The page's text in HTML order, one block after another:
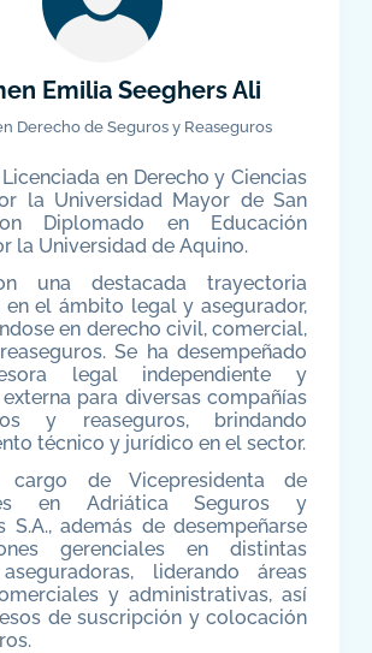
Emilia Seeghers Ali
Derecho de Seguros y Reaseguros
en Derecho y Ciencias
la Universidad Mayor de San
Diplomado en Educación
la Universidad de Aquino.
una destacada trayectoria
en el ámbito legal y asegurador,
en derecho civil, comercial,
Se ha desempeñado
legal independiente y
para diversas compañías
y reaseguros, brindando
técnico y jurídico en el sector.
de Vicepresidenta de
en Adriática Seguros y
S.A., además de desempeñarse
gerenciales en distintas
liderando áreas
y administrativas, así
de suscripción y colocación